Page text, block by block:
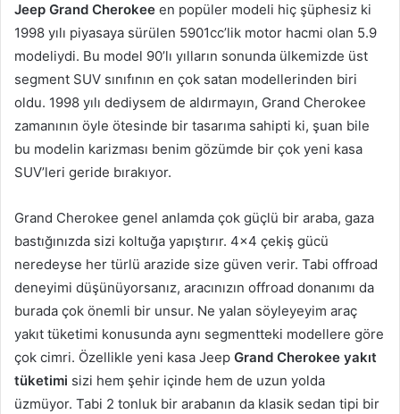
Jeep Grand Cherokee en popüler modeli hiç şüphesiz ki
1998 yılı piyasaya sürülen 5901cc’lik motor hacmi olan 5.9
modeliydi. Bu model 90’lı yılların sonunda ülkemizde üst
segment SUV sınıfının en çok satan modellerinden biri
oldu. 1998 yılı dediysem de aldırmayın, Grand Cherokee
zamanının öyle ötesinde bir tasarıma sahipti ki, şuan bile
bu modelin karizması benim gözümde bir çok yeni kasa
SUV’leri geride bırakıyor.
Grand Cherokee genel anlamda çok güçlü bir araba, gaza
bastığınızda sizi koltuğa yapıştırır. 4×4 çekiş gücü
neredeyse her türlü arazide size güven verir. Tabi offroad
deneyimi düşünüyorsanız, aracınızın offroad donanımı da
burada çok önemli bir unsur. Ne yalan söyleyeyim araç
yakıt tüketimi konusunda aynı segmentteki modellere göre
çok cimri. Özellikle yeni kasa Jeep Grand Cherokee yakıt
tüketimi sizi hem şehir içinde hem de uzun yolda
üzmüyor. Tabi 2 tonluk bir arabanın da klasik sedan tipi bir